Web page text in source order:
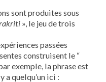
sont produites sous
», le jeu de trois
passées
construisent le “
exemple, la phrase est
a quelqu’un ici :